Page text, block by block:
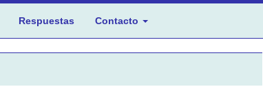
Respuestas Contacto